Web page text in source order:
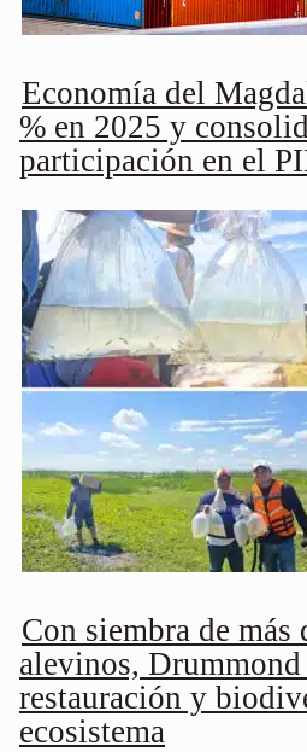
Economía del
% en 2025 y
participación en el
Con siembra de más
alevinos, Drummond
restauración y
ecosistema